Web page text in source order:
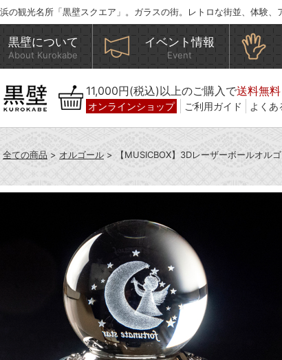
の観光名所「黒壁スクエア」。ガラスの街。レトロな街並、体験
黒壁について
About Kurokabe
イベント情報
Event
11,000円(税込)以上のご購入で送料無料
オンラインショップ ご利用ガイド よくあ
全ての商品 > オルゴール > 【MUSICBOX】3Dレーザーボールオル